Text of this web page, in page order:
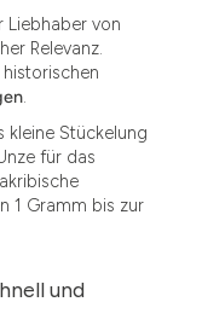
Liebhaber von
Relevanz.
.
kleine Stückelung
für das
1 Gramm bis zur
und